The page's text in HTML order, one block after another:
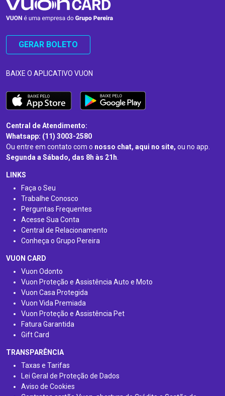
GERAR BOLETO
BAIXE O APLICATIVO VUON
Central de Atendimento:
Whatsapp: (11) 3003-2580
Ou entre em contato com o nosso chat, aqui no site, ou no app.
Segunda a Sábado, das 8h às 21h.
LINKS
Faça o Seu
Trabalhe Conosco
Perguntas Frequentes
Acesse Sua Conta
Central de Relacionamento
Conheça o Grupo Pereira
VUON CARD
Vuon Odonto
Vuon Proteção e Assistência Auto e Moto
Vuon Casa Protegida
Vuon Vida Premiada
Vuon Proteção e Assistência Pet
Fatura Garantida
Gift Card
TRANSPARÊNCIA
Taxas e Tarifas
Lei Geral de Proteção de Dados
Aviso de Cookies